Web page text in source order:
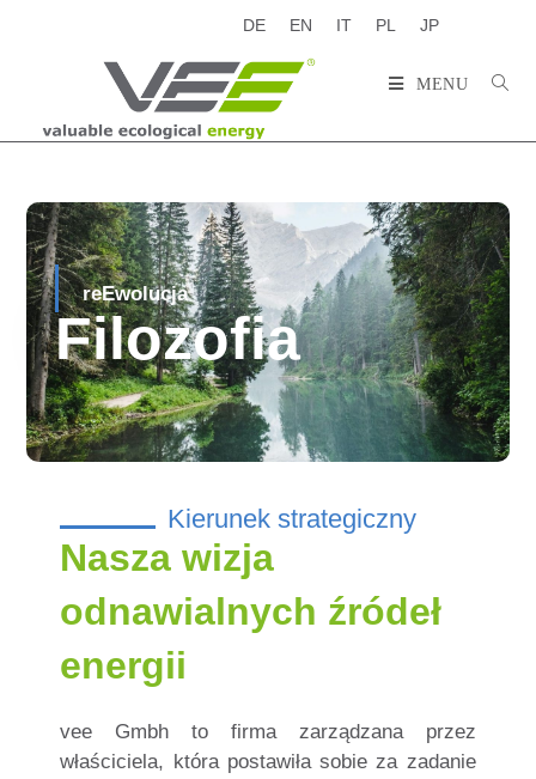
DE EN IT PL JP
MENU
reEwolucja
Filozofia
Kierunek strategiczny
Nasza wizja
odnawialnych źródeł
energii
vee Gmbh to firma zarządzana przez
właściciela, która postawiła sobie za zadanie